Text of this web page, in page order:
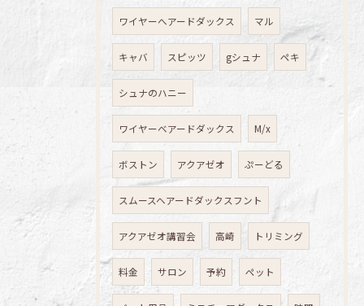
ワイヤーへアードダックス マル
キャバ スピッツ gシュナ ペキ
シュナのハニー
ワイヤーベアードダックス M/x
ボストン アクアゼオ ぷーどる
スムースヘアードダックスフント
アクアゼオ講習会 高崎 トリミング
料金 サロン 予約 ペット